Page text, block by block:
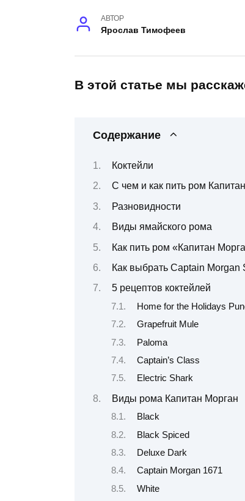
АВТОР
Ярослав Тимофеев
В этой статье мы
Содержание
Коктейли
С чем и как пить ром
Разновидности
Виды ямайского рома
Как пить ром «Капитан
Как выбрать Captain Morgan
5 рецептов коктейлей
Home for the Holidays
Grapefruit Mule
Paloma
Captain’s Class
Electric Shark
Виды рома Капитан Морган
Black
Black Spiced
Deluxe Dark
Captain Morgan 1671
White